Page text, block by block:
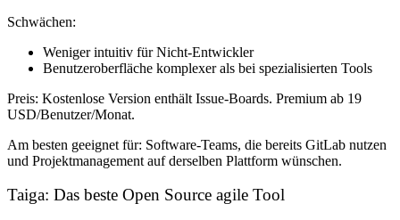
Schwächen:
Weniger intuitiv für Nicht-Entwickler
Benutzeroberfläche komplexer als bei spezialisierten Tools
Preis: Kostenlose Version enthält Issue-Boards. Premium ab 19
USD/Benutzer/Monat.
Am besten geeignet für: Software-Teams, die bereits GitLab nutzen
und Projektmanagement auf derselben Plattform wünschen.
Taiga: Das beste Open Source agile Tool